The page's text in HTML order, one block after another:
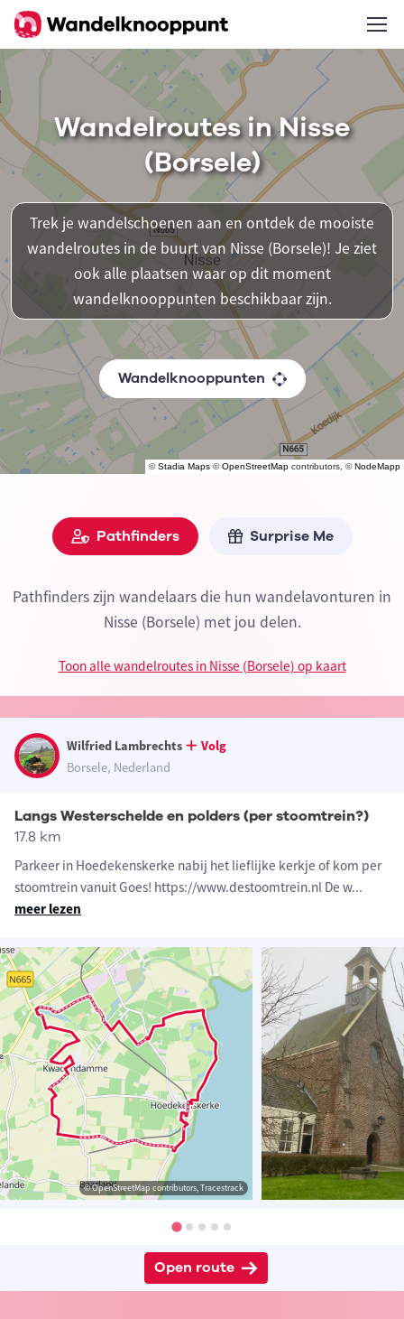
©Stadia Maps ©OpenStreetMap contributors, ©NodeMapp
Wandelroutes in Nisse
(Borsele)
Trek je wandelschoenen aan en ontdek de mooiste
wandelroutes in de buurt van Nisse (Borsele)! Je ziet
ook alle plaatsen waar op dit moment
wandelknooppunten beschikbaar zijn.
Wandelknooppunten
Pathfinders Surprise Me
Pathfinders zijn wandelaars die hun wandelavonturen in
Nisse (Borsele) met jou delen.
Toon alle wandelroutes in Nisse (Borsele) op kaart
Wilfried Lambrechts
Volg
Borsele, Nederland
Langs Westerschelde en polders (per stoomtrein?)
17.8 km
Parkeer in Hoedekenskerke nabij het lieflijke kerkje of kom per
stoomtrein vanuit Goes! https://www.destoomtrein.nl De w...
meer lezen
© OpenStreetMap contributors, Tracestrack
Open route